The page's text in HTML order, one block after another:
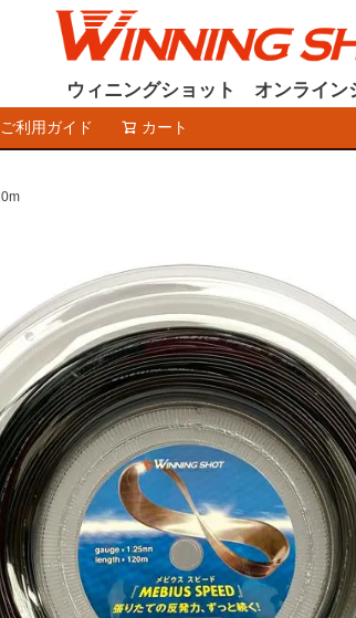
ウィニングショット オンライン
ご利用ガイド カート